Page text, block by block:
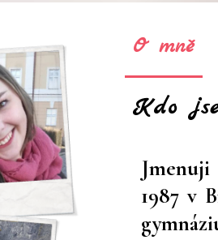
O mně
Kdo
Jmenuji
1987 v